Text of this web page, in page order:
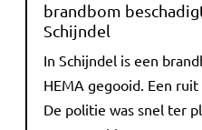
brandbom
Schijndel
In Schijndel is een
HEMA gegooid. Een
De politie was snel ter